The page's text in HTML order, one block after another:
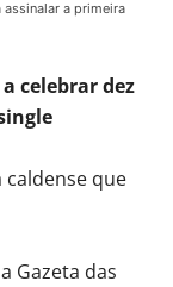
assinalar a primeira
celebrar dez
caldense que
Gazeta das